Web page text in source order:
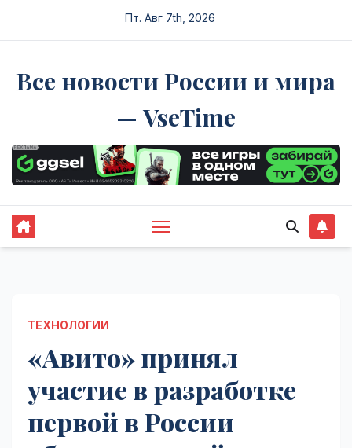
Пт. Авг 7th, 2026
Все новости России и мира
— VseTime
ТЕХНОЛОГИИ
«Авито» принял
участие в разработке
первой в России